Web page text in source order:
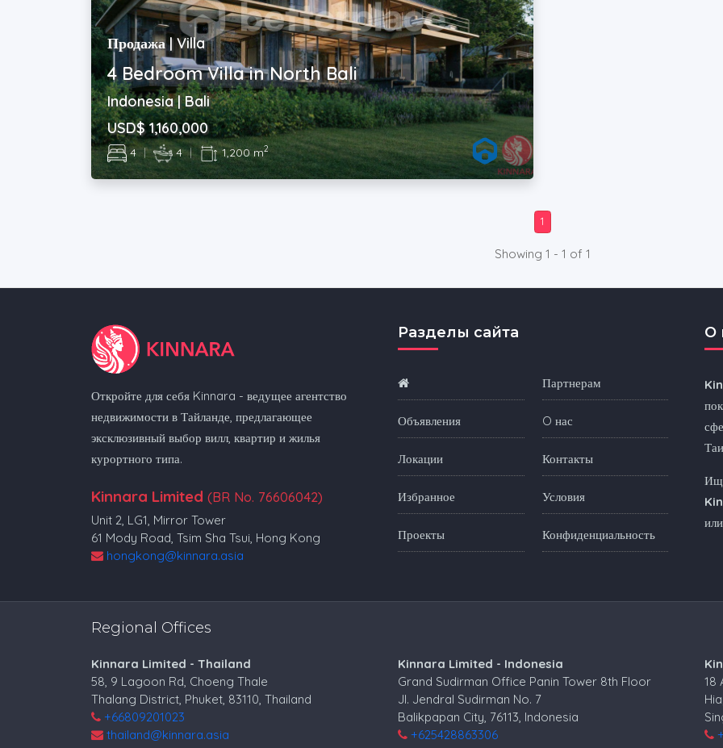
Продажа | Villa
4 Bedroom Villa in North Bali
Indonesia | Bali
USD$ 1,160,000
4 | 4 | 1,200 m2
1
Showing 1 - 1 of 1
Откройте для себя Kinnara - ведущее агентство
недвижимости в Тайланде, предлагающее
эксклюзивный выбор вилл, квартир и жилья
курортного типа.
Kinnara Limited (BR No. 76606042)
Unit 2, LG1, Mirror Tower
61 Mody Road, Tsim Sha Tsui, Hong Kong
hongkong@kinnara.asia
Разделы сайта
Объявления
Локации
Избранное
Проекты
Партнерам
O нас
Контакты
Условия
Конфиденциальность
O
Regional Offices
Kinnara Limited - Thailand
58, 9 Lagoon Rd, Choeng Thale
Thalang District, Phuket, 83110, Thailand
+66809201023
thailand@kinnara.asia
Kinnara Limited - Indonesia
Grand Sudirman Office Panin Tower 8th Floor
Jl. Jendral Sudirman No. 7
Balikpapan City, 76113, Indonesia
+625428863306
18